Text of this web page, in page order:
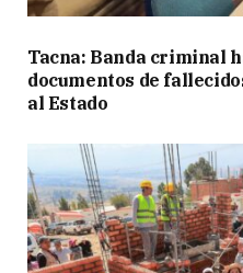
Tacna: Banda criminal
documentos de
al Estado